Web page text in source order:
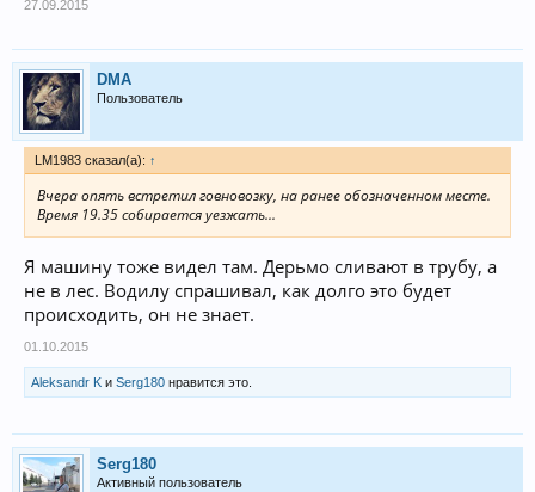
27.09.2015
DMA
Пользователь
LM1983 сказал(а): ↑
Вчера опять встретил говновозку, на ранее обозначенном месте.
Время 19.35 собирается уезжать...
Я машину тоже видел там. Дерьмо сливают в трубу, а
не в лес. Водилу спрашивал, как долго это будет
происходить, он не знает.
01.10.2015
Aleksandr K и Serg180 нравится это.
Serg180
Активный пользователь